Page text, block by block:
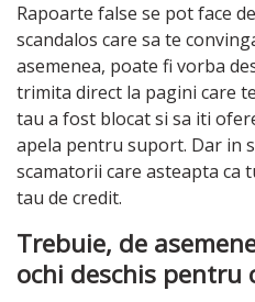
Rapoarte false se pot face
scandalos care sa te
asemenea, poate fi vorba
trimita direct la pagini care
tau a fost blocat si sa iti
apela pentru suport. Dar in
scamatorii care asteapta ca
tau de credit.
Trebuie, de
ochi deschis pentru